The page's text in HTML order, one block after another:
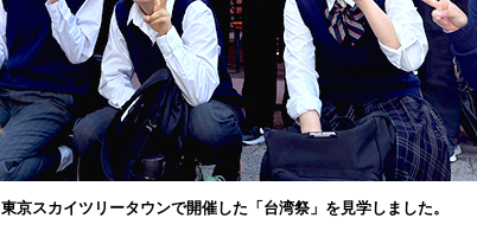
東京スカイツリータウンで開催した「台湾祭」を見学しました。